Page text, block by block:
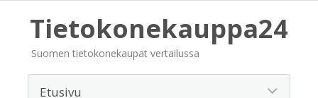
Tietokonekauppa24
Suomen tietokonekaupat vertailussa